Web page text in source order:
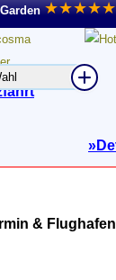
★★★★★
»
& Flughafen